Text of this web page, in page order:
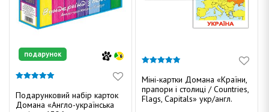
подарунок
з 5
Подарунковий набір карток
Домана «Англо-українська
з 5
Міні-картки Домана «Країни,
прапори і столиці / Countries,
Flags, Capitals» укр/англ.